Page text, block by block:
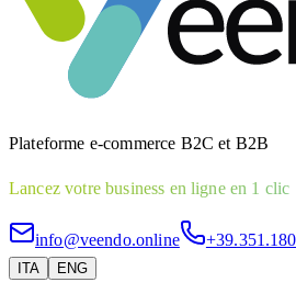
Plateforme e-commerce B2C et B2B
Lancez votre business en ligne en 1 clic
info@veendo.online
ITA ENG